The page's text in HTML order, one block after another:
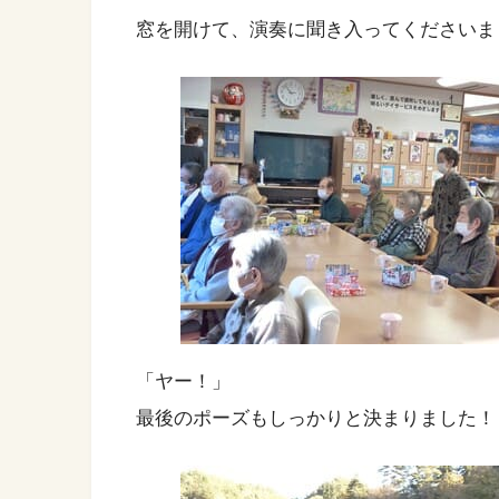
窓を開けて、演奏に聞き入ってください
「ヤー！」
最後のポーズもしっかりと決まりました！